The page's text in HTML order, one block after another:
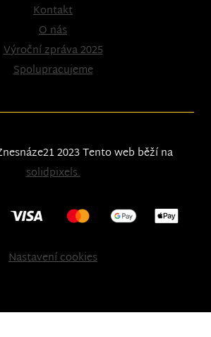
Kontakt
O nás
Výroční zpráva 2025
Spolupracujeme
2023Tento web běží na
solidpixels.
Nastavení cookies